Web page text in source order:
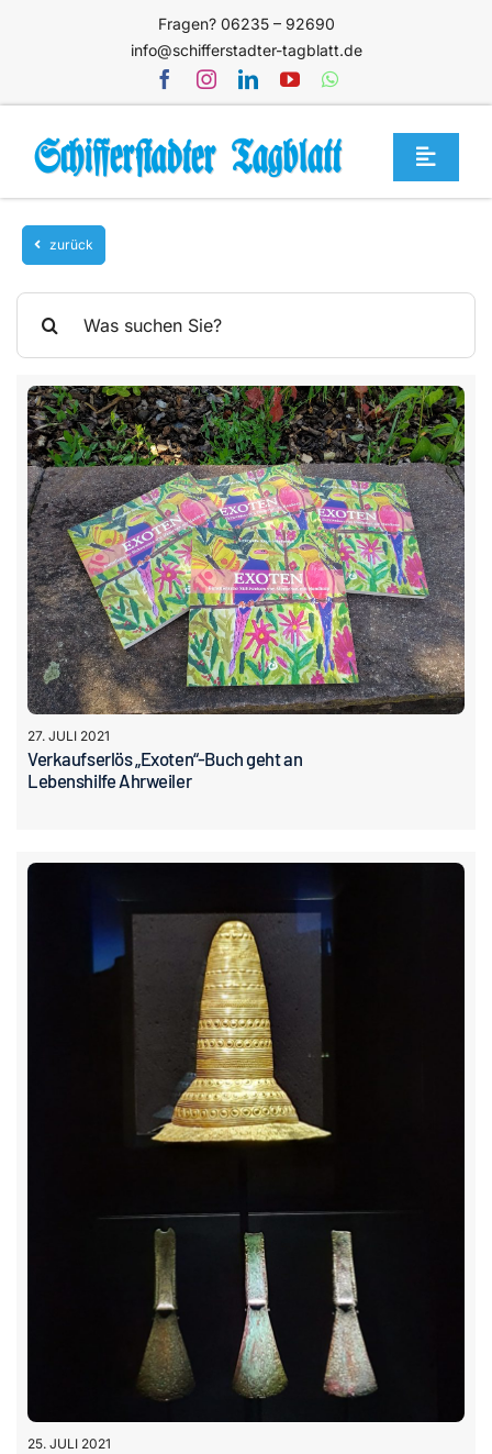
Fragen? 06235 – 92690
info@schifferstadter-tagblatt.de
Toggle
Service
Mediathek
Jetzt abonnieren
Kontakt
zurück
nach:
27. JULI 2021
Verkaufserlös „Exoten“-Buch geht an
Lebenshilfe Ahrweiler
25. JULI 2021